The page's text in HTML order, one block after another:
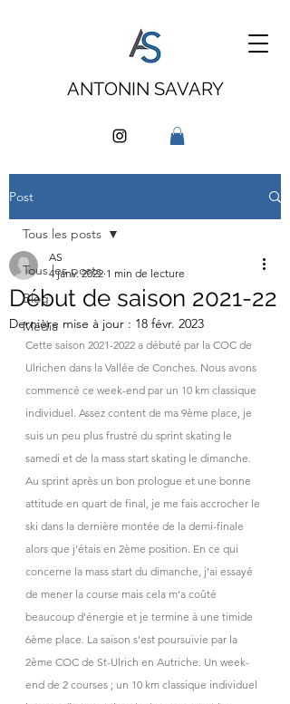
ANTONIN SAVARY
Post
Tous les posts
Blog
Média
Tous les posts
Début de saison 2021-22
AS
4 janv. 2022 1 min de lecture
Dernière mise à jour : 18 févr. 2023
Cette saison 2021-2022 a débuté par la COC de
Ulrichen dans la Vallée de Conches. Nous avons
commencé ce week-end par un 10 km classique
individuel. Assez content de ma 9ème place, je
suis un peu plus frustré du sprint skating le
samedi et de la mass start skating le dimanche.
Au sprint après un bon prologue et une bonne
attitude en quart de final, je me fais accrocher le
ski dans la dernière montée de la demi-finale
alors que j’étais en 2ème position. En ce qui
concerne la mass start du dimanche, j’ai essayé
de mener la course mais cela m’a coûté
beaucoup d’énergie et je termine à une timide
6ème place. La saison s’est poursuivie par la
2ème COC de St-Ulrich en Autriche. Un week-
end de 2 courses ; un 10 km classique individuel